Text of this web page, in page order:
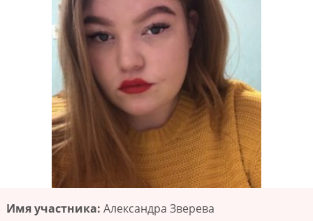
Имя участника: Александра Зверева